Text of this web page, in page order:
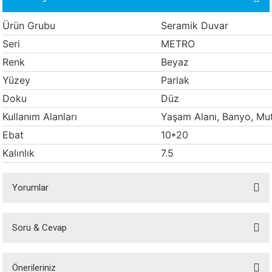
TAŞLAR
VALF
KAPLAMALAR
MAKİNALARI
KAŞIKLIKLAR
Ürün Grubu
Seramik Duvar
Seri
METRO
Renk
Beyaz
Yüzey
Parlak
Doku
Düz
Kullanım Alanları
Yaşam Alanı, Banyo,
Ebat
10*20
Kalınlık
7.5
Yorumlar
Soru & Cevap
Önerileriniz